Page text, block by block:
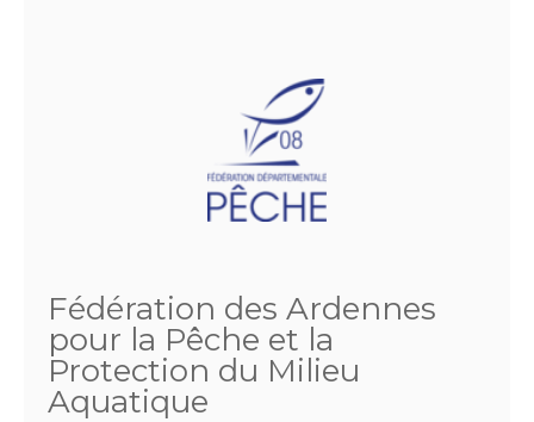
Fédération des Ardennes
pour la Pêche et la
Protection du Milieu
Aquatique